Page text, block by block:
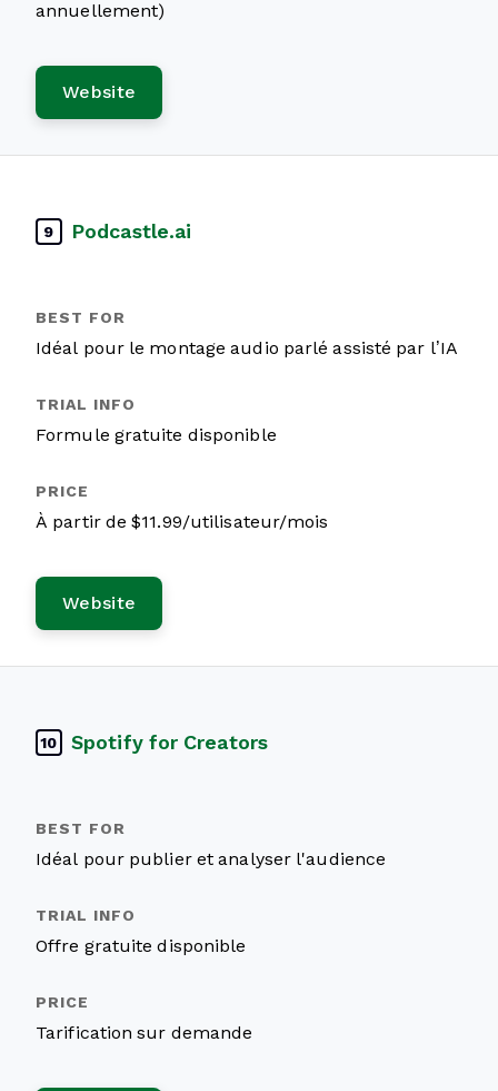
annuellement)
Website
9 Podcastle.ai
Idéal pour le montage audio parlé assisté par l’IA
Formule gratuite disponible
À partir de $11.99/utilisateur/mois
Website
10 Spotify for Creators
Idéal pour publier et analyser l'audience
Offre gratuite disponible
Tarification sur demande